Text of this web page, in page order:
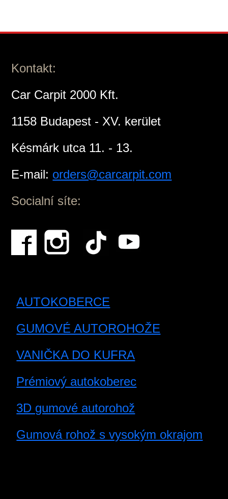
Kontakt:
Car Carpit 2000 Kft.
1158 Budapest - XV. kerület
Késmárk utca 11. - 13.
E-mail: orders@carcarpit.com
Socialní síte:
AUTOKOBERCE
GUMOVÉ AUTOROHOŽE
VANIČKA DO KUFRA
Prémiový autokoberec
3D gumové autorohož
Gumová rohož s vysokým okrajom